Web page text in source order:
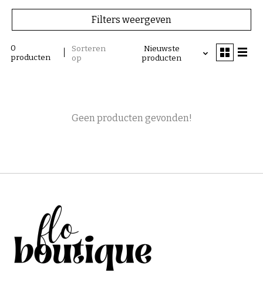
Filters weergeven
0
producten
Sorteren
op
Nieuwste
producten
Geen producten gevonden!